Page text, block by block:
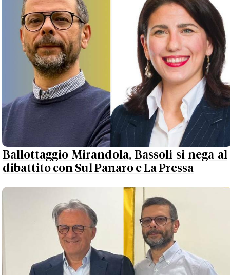
Ballottaggio Mirandola, Bassoli si nega al
dibattito con Sul Panaro e La Pressa